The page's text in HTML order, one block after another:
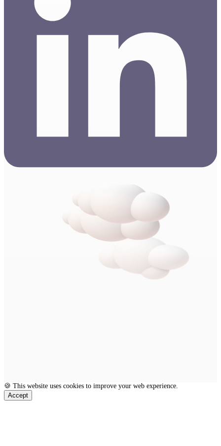
🍪 This website uses cookies to improve your web experience.
Accept